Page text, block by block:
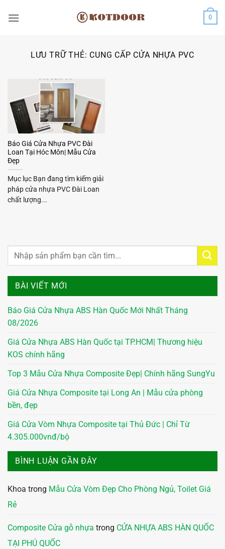
qua
0
LƯU TRỮ THẺ: CUNG CẤP CỬA NHỰA PVC
BÀI VIẾT MỚI
Báo Giá Cửa Nhựa ABS Hàn Quốc Mới Nhất Tháng
08/2026
Giá Cửa Nhựa ABS Hàn Quốc tại TP.HCM| Thương hiệu
KOS chính hãng
Top 3 Mẫu Cửa Nhựa Composite Đẹp| Chính hãng SungYu
Giá Cửa Nhựa Composite tại Long An | Mẫu cửa phòng
bền, đẹp
Giá Cửa Vòm Nhựa Composite tại Thủ Đức | Chỉ Từ
4.305.000vnđ/bộ
BÌNH LUẬN GẦN ĐÂY
Khoa trong Mẫu Cửa Vòm Đẹp Cho Phòng Ngủ, Toilet Giá
Rẻ
Composite Cửa gỗ nhựa trong CỬA NHỰA ABS HÀN QUỐC
TẠI PHÚ QUỐC
Báo Giá Cửa Nhựa PVC Đài
Loan Tại Hóc Môn| Mẫu Cửa
Đẹp
Mục lục Bạn đang tìm kiếm giải
pháp cửa nhựa PVC Đài Loan
chất lượng...